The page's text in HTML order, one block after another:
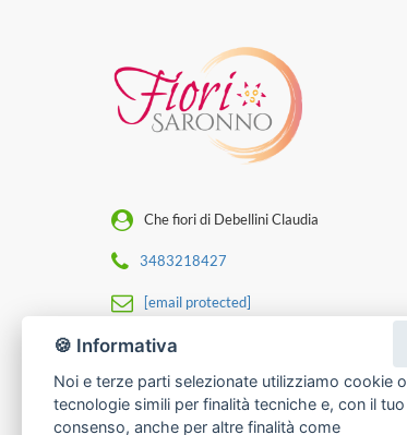
Che fiori di Debellini Claudia
3483218427
[email protected]
P. IVA 03266190127
🍪 Informativa
Noi e terze parti selezionate utilizziamo cookie o
tecnologie simili per finalità tecniche e, con il tuo
consenso, anche per altre finalità come